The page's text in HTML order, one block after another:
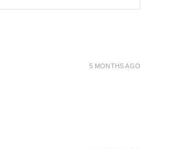
5 MONTHS AGO